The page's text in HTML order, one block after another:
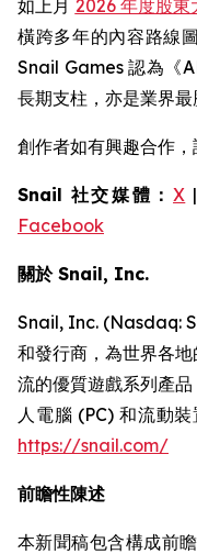
如上月 2026 年度股東
橫跨多年的內容路線
Snail Games 認為《
長期支柱，亦是業界最
創作者如有興趣合作
Snail 社交媒體：X |
Facebook
關於 Snail, Inc.
Snail, Inc. (Nasdaq:
和發行商，為世界各
流的優質遊戲系列產
人電腦 (PC) 和流動
https://snail.com/
前瞻性陳述
本新聞稿包含構成前